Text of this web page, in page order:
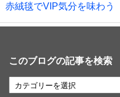
赤絨毯でVIP気分を味わう
このブログの記事を検索